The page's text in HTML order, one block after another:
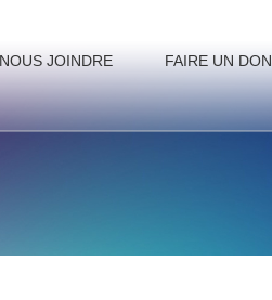
NOUS JOINDRE FAIRE UN DON